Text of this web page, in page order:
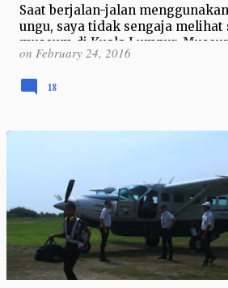
Saat berjalan-jalan
ungu, saya tidak sengaja melihat
museum di Kuala Lumpur.
Telekom Muzium, atau dalam
on February 24, 2016
18